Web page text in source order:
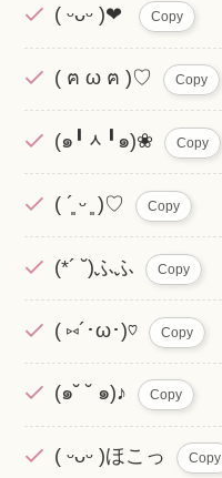
( ᵕᴗᵕ )‪‪❤︎‬ Copy
( ฅ ω ฅ )♡ Copy
(๑╹ᆺ╹๑)❀ Copy
( ´͈ ᵕ ͈ )♡ Copy
(*´ ˘)ふふ Copy
( ⑅︎´･ω･)♡ Copy
(๑˘ ˘ ๑)♪ Copy
( ᵕᴗᵕ )ほこっ Copy